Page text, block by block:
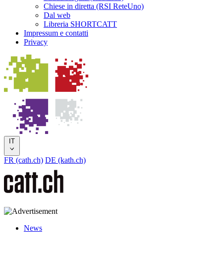
Chiese in diretta (RSI ReteUno)
Dal web
Libreria SHORTCATT
Impressum e contatti
Privacy
IT
FR (cath.ch) DE (kath.ch)
News